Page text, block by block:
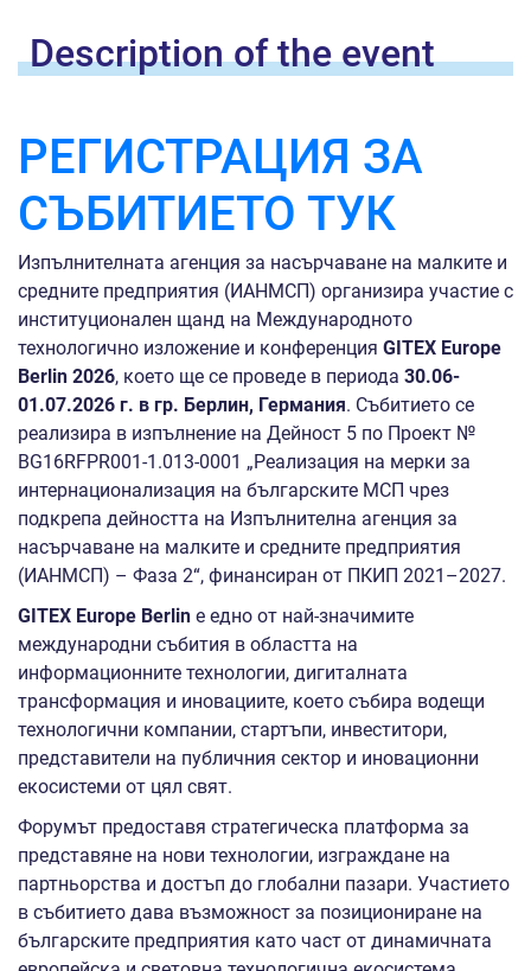
Description of theevent
РЕГИСТРАЦИЯ ЗА
СЪБИТИЕТО ТУК
Изпълнителната агенция за насърчаване на малките и
средните предприятия (ИАНМСП) организира участие с
институционален щанд на Международното
технологично изложение и конференция GITEX Europe
Berlin 2026, което ще се проведе в периода 30.06-
01.07.2026 г. в гр. Берлин, Германия. Събитието се
реализира в изпълнение на Дейност 5 по Проект №
BG16RFPR001-1.013-0001 „Реализация на мерки за
интернационализация на българските МСП чрез
подкрепа дейността на Изпълнителна агенция за
насърчаване на малките и средните предприятия
(ИАНМСП) – Фаза 2“, финансиран от ПКИП 2021–2027.
GITEX Europe Berlin е едно от най-значимите
международни събития в областта на
информационните технологии, дигиталната
трансформация и иновациите, което събира водещи
технологични компании, стартъпи, инвеститори,
представители на публичния сектор и иновационни
екосистеми от цял свят.
Форумът предоставя стратегическа платформа за
представяне на нови технологии, изграждане на
партньорства и достъп до глобални пазари. Участието
в събитието дава възможност за позициониране на
българските предприятия като част от динамичната